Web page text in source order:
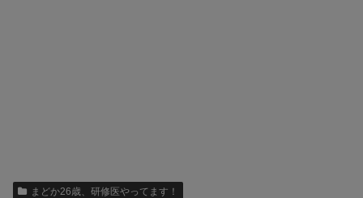
まどか26歳、研修医やってます！